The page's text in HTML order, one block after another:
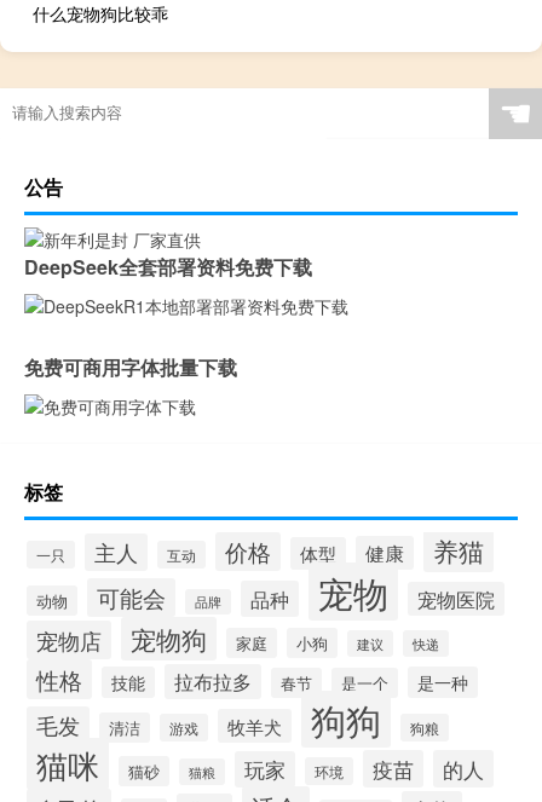
什么宠物狗比较乖
☚
公告
DeepSeek全套部署资料免费下载
免费可商用字体批量下载
标签
一只 主人 互动 价格 体型 健康 养猫
动物 可能会 品牌 品种 宠物 宠物医院
宠物店 宠物狗 家庭 小狗 建议 快递
性格 技能 拉布拉多 春节 是一个 是一种
毛发 清洁 游戏 牧羊犬 狗狗 狗粮
猫咪 猫砂 猫粮 玩家 环境 疫苗 的人